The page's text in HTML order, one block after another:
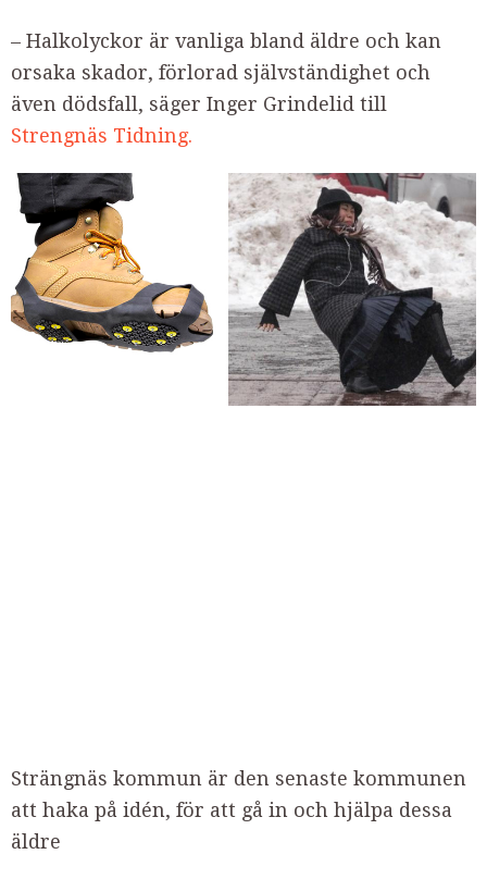
– Halkolyckor är vanliga bland äldre och kan
orsaka skador, förlorad självständighet och
även dödsfall, säger Inger Grindelid till
Strengnäs Tidning.
Strängnäs kommun är den senaste kommunen
att haka på idén, för att gå in och hjälpa dessa
äldre